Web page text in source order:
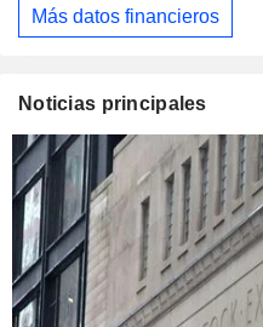
Más datos financieros
Noticias principales